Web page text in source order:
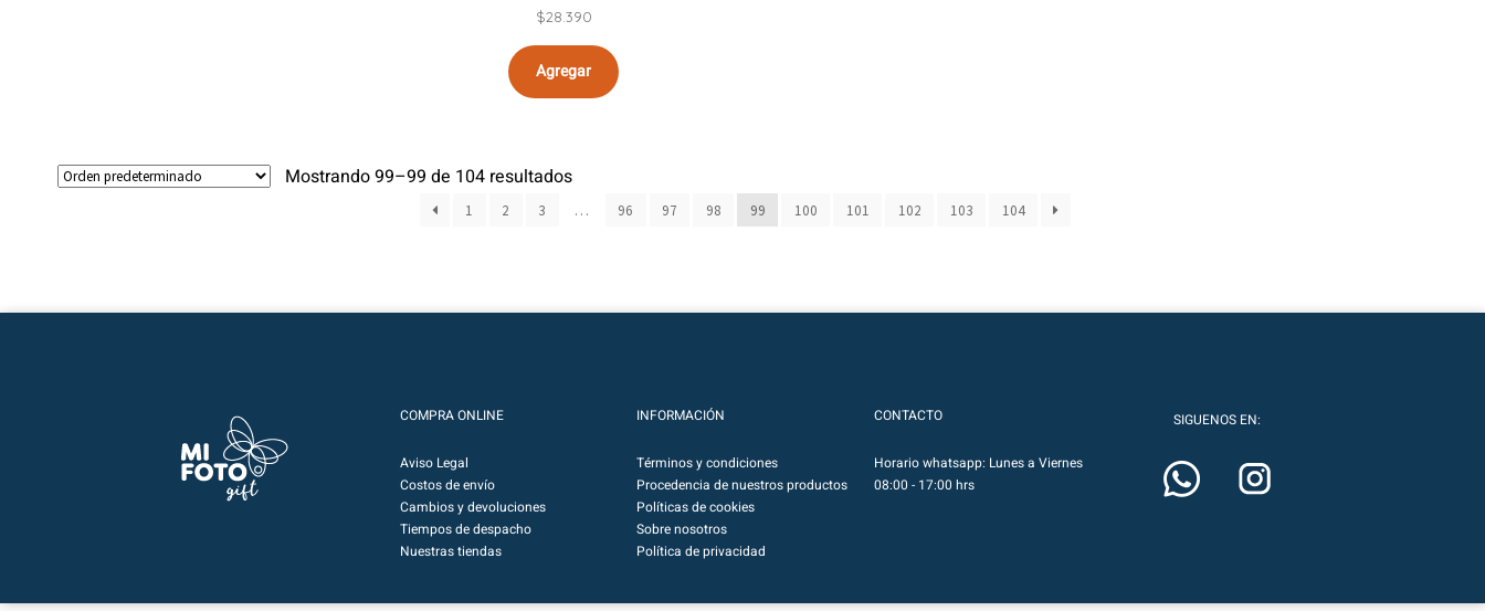
$28.390
Agregar
Mostrando 99–99 de 104 resultados
1 2 3 … 96 97 98 99 100 101 102 103 104
COMPRA ONLINE
Aviso Legal
Costos de envío
Cambios y devoluciones
Tiempos de despacho
Nuestras tiendas
INFORMACIÓN
Términos y condiciones
Procedencia de nuestros productos
Políticas de cookies
Sobre nosotros
Política de privacidad
CONTACTO
Horario whatsapp: Lunes a Viernes
08:00 - 17:00 hrs
SIGUENOS EN: